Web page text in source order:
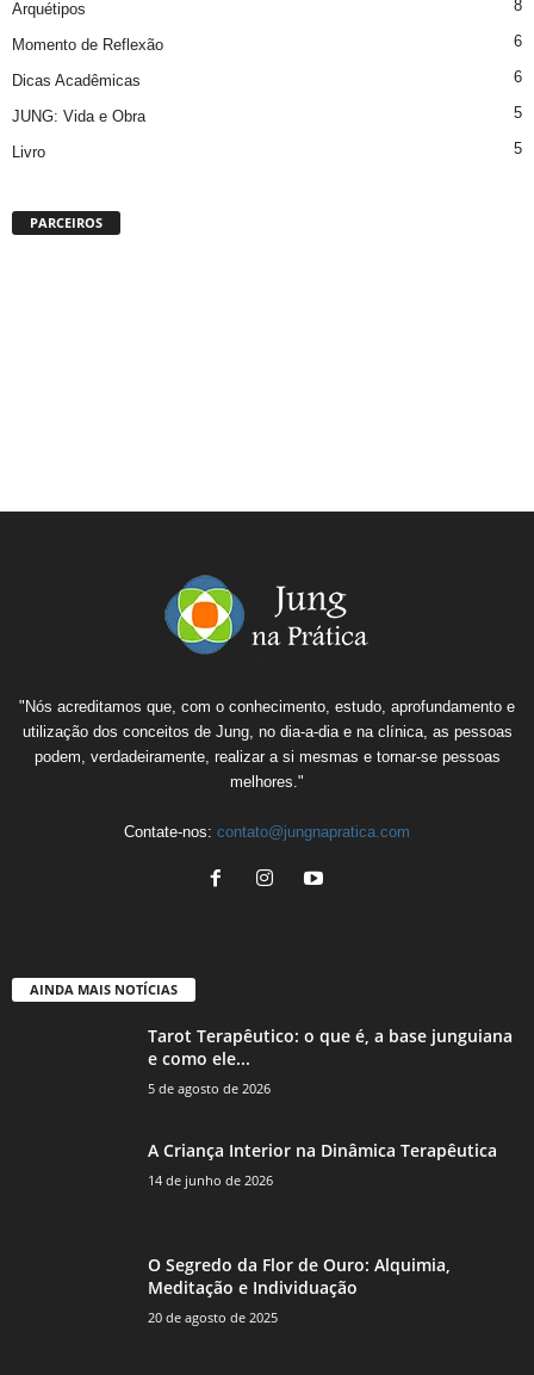
Arquétipos 8
Momento de Reflexão 6
Dicas Acadêmicas 6
JUNG: Vida e Obra 5
Livro 5
PARCEIROS
"Nós acreditamos que, com o conhecimento, estudo, aprofundamento e
utilização dos conceitos de Jung, no dia-a-dia e na clínica, as pessoas
podem, verdadeiramente, realizar a si mesmas e tornar-se pessoas
melhores."
Contate-nos: contato@jungnapratica.com
AINDA MAIS NOTÍCIAS
Tarot Terapêutico: o que é, a base junguiana
e como ele...
5 de agosto de 2026
A Criança Interior na Dinâmica Terapêutica
14 de junho de 2026
O Segredo da Flor de Ouro: Alquimia,
Meditação e Individuação
20 de agosto de 2025